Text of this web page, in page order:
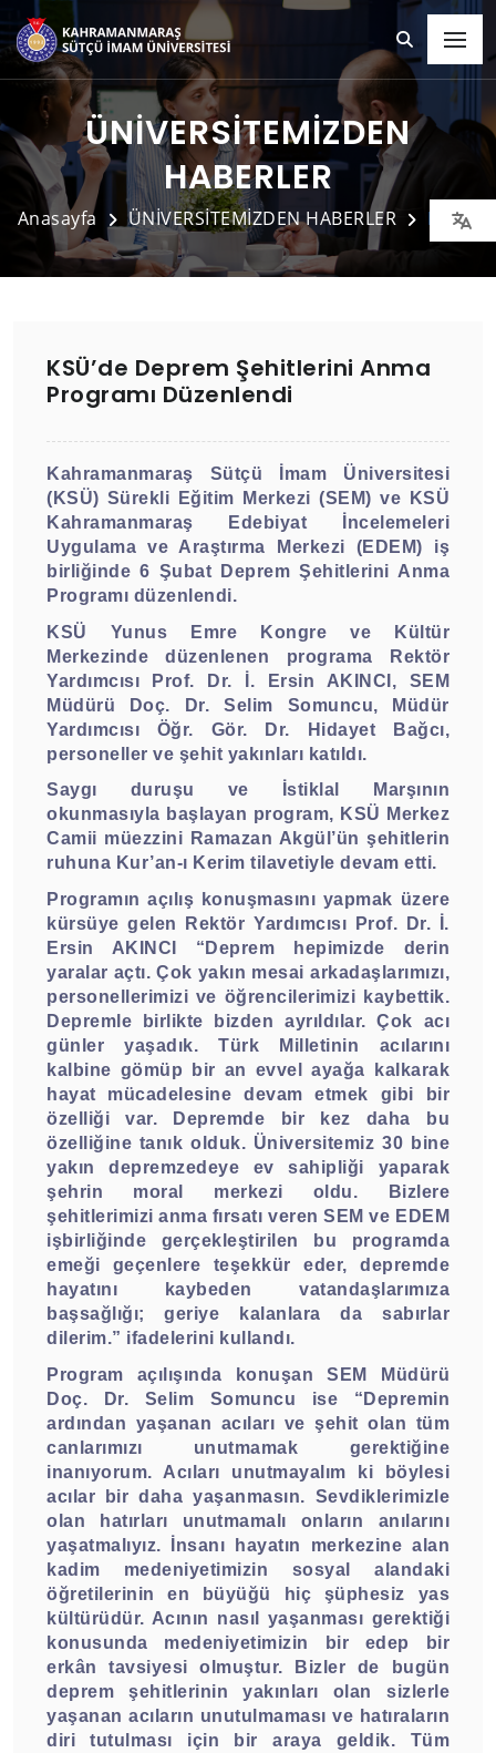
ÜNİVERSİTEMİZDEN
HABERLER
Anasayfa ÜNİVERSİTEMİZDEN HABERLER Detay
KSÜ’de Deprem Şehitlerini Anma
Programı Düzenlendi
Kahramanmaraş Sütçü İmam Üniversitesi
(KSÜ) Sürekli Eğitim Merkezi (SEM) ve KSÜ
Kahramanmaraş Edebiyat İncelemeleri
Uygulama ve Araştırma Merkezi (EDEM) iş
birliğinde 6 Şubat Deprem Şehitlerini Anma
Programı düzenlendi.
KSÜ Yunus Emre Kongre ve Kültür
Merkezinde düzenlenen programa Rektör
Yardımcısı Prof. Dr. İ. Ersin AKINCI, SEM
Müdürü Doç. Dr. Selim Somuncu, Müdür
Yardımcısı Öğr. Gör. Dr. Hidayet Bağcı,
personeller ve şehit yakınları katıldı.
Saygı duruşu ve İstiklal Marşının
okunmasıyla başlayan program, KSÜ Merkez
Camii müezzini Ramazan Akgül’ün şehitlerin
ruhuna Kur’an-ı Kerim tilavetiyle devam etti.
Programın açılış konuşmasını yapmak üzere
kürsüye gelen Rektör Yardımcısı Prof. Dr. İ.
Ersin AKINCI “Deprem hepimizde derin
yaralar açtı. Çok yakın mesai arkadaşlarımızı,
personellerimizi ve öğrencilerimizi kaybettik.
Depremle birlikte bizden ayrıldılar. Çok acı
günler yaşadık. Türk Milletinin acılarını
kalbine gömüp bir an evvel ayağa kalkarak
hayat mücadelesine devam etmek gibi bir
özelliği var. Depremde bir kez daha bu
özelliğine tanık olduk. Üniversitemiz 30 bine
yakın depremzedeye ev sahipliği yaparak
şehrin moral merkezi oldu. Bizlere
şehitlerimizi anma fırsatı veren SEM ve EDEM
işbirliğinde gerçekleştirilen bu programda
emeği geçenlere teşekkür eder, depremde
hayatını kaybeden vatandaşlarımıza
başsağlığı; geriye kalanlara da sabırlar
dilerim.” ifadelerini kullandı.
Program açılışında konuşan SEM Müdürü
Doç. Dr. Selim Somuncu ise “Depremin
ardından yaşanan acıları ve şehit olan tüm
canlarımızı unutmamak gerektiğine
inanıyorum. Acıları unutmayalım ki böylesi
acılar bir daha yaşanmasın. Sevdiklerimizle
olan hatırları unutmamalı onların anılarını
yaşatmalıyız. İnsanı hayatın merkezine alan
kadim medeniyetimizin sosyal alandaki
öğretilerinin en büyüğü hiç şüphesiz yas
kültürüdür. Acının nasıl yaşanması gerektiği
konusunda medeniyetimizin bir edep bir
erkân tavsiyesi olmuştur. Bizler de bugün
deprem şehitlerinin yakınları olan sizlerle
yaşanan acıların unutulmaması ve hatıraların
diri tutulması için bir araya geldik. Tüm